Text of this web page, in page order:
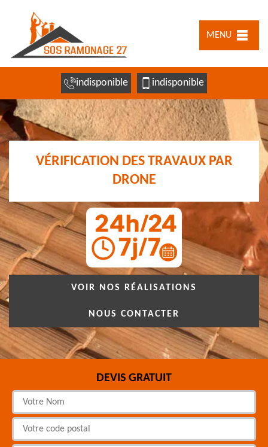
MENU
indisponible indisponible
VÉRIFICATION DES TRAVAUX PAR
DRONE
VOIR NOS RÉALISATIONS
NOUS CONTACTER
DEVIS GRATUIT